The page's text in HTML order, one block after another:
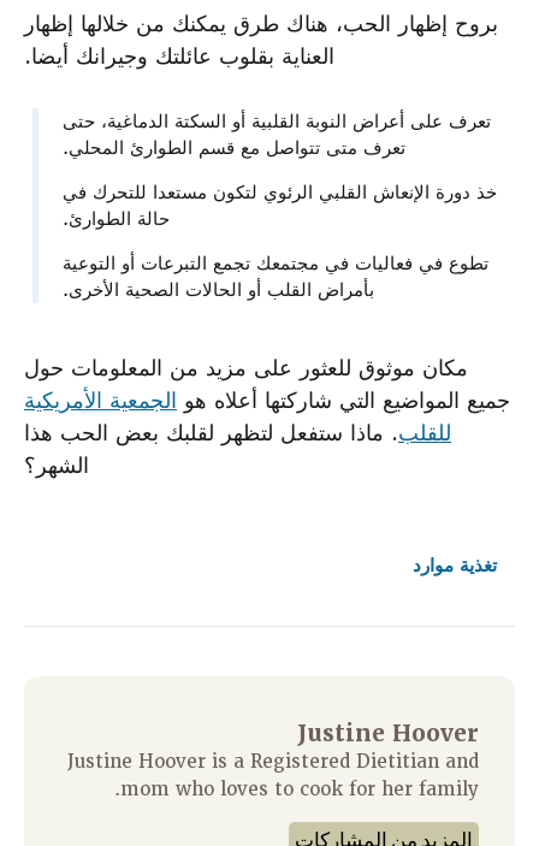
بروح إظهار الحب، هناك طرق يمكنك من خلالها إظهار
العناية بقلوب عائلتك وجيرانك أيضا.
تعرف على أعراض النوبة القلبية أو السكتة الدماغية، حتى
تعرف متى تتواصل مع قسم الطوارئ المحلي.
خذ دورة الإنعاش القلبي الرئوي لتكون مستعدا للتحرك في
حالة الطوارئ.
تطوع في فعاليات في مجتمعك تجمع التبرعات أو التوعية
بأمراض القلب أو الحالات الصحية الأخرى.
مكان موثوق للعثور على مزيد من المعلومات حول
جميع المواضيع التي شاركتها أعلاه هو الجمعية الأمريكية
للقلب. ماذا ستفعل لتظهر لقلبك بعض الحب هذا
الشهر؟
تغذية موارد
Justine Hoover
Justine Hoover is a Registered Dietitian and
mom who loves to cook for her family.
المزيد من المشاركات